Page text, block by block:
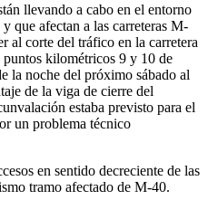
llevando a cabo en el entorno
que afectan a las carreteras M-
al corte del tráfico en la carretera
kilométricos 9 y 10 de
la noche del próximo sábado al
de la viga de cierre del
estaba previsto para el
un problema técnico
en sentido decreciente de las
tramo afectado de M-40.